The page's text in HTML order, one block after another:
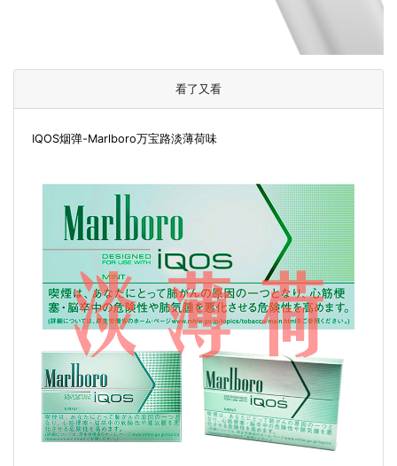
看了又看
IQOS烟弹-Marlboro万宝路淡薄荷味